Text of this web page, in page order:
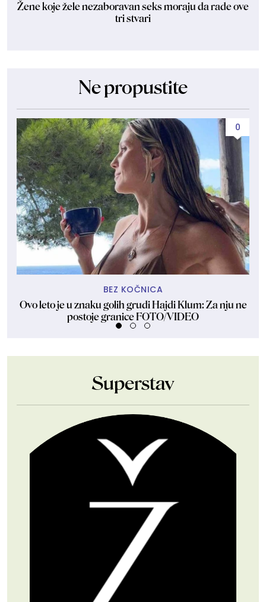
Žene koje žele nezaboravan seks moraju da rade ove
tri stvari
Ne propustite
0
BEZ KOČNICA
Ovo leto je u znaku golih grudi Hajdi Klum: Za nju ne
postoje granice FOTO/VIDEO
Superstav